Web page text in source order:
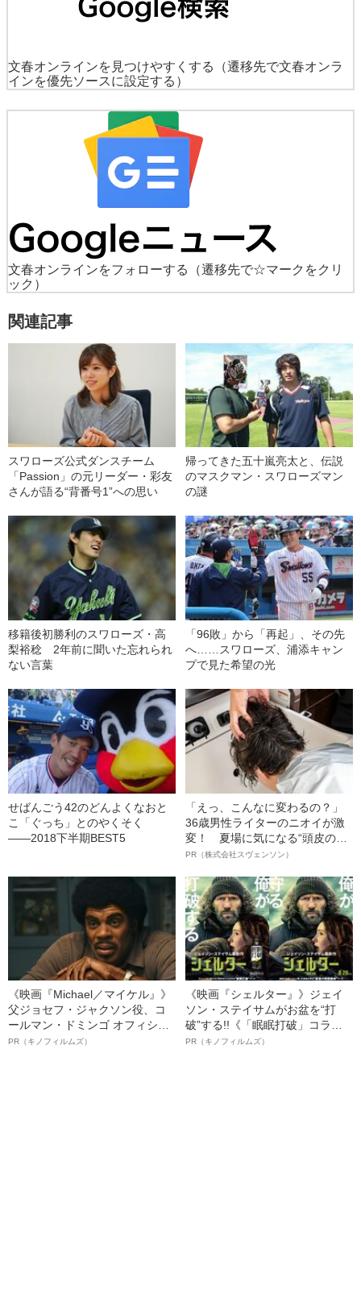
文春オンラインを見つけやすくする
（遷移先で文春オンラ
インを優先ソースに設定する）
文春オンラインをフォローする
（遷移先で☆マークをクリ
ック）
関連記事
スワローズ公式ダンスチーム
「Passion」の元リーダー・彩友
さんが語る“背番号1”への思い
帰ってきた五十嵐亮太と、伝説
のマスクマン・スワローズマン
の謎
移籍後初勝利のスワローズ・高
梨裕稔 2年前に聞いた忘れられ
ない言葉
「96敗」から「再起」、その先
へ……スワローズ、浦添キャン
プで見た希望の光
せばんごう42のどんよくなおと
こ「ぐっち」とのやくそく
――2018下半期BEST5
「えっ、こんなに変わるの？」
36歳男性ライターのニオイが激
変！ 夏場に気になる“頭皮のニ
オイ”や“ベタつき”を解消す
ト”が生み出した徹底ケアとは
PR（株式会社スヴェンソン）
《映画『Michael／マイケル』》
父ジョセフ・ジャクソン役、コ
ールマン・ドミンゴ オフィシャ
ルインタビュー“観客を魅了した
PR（キノフィルムズ）
《映画『シェルター』》ジェイ
ソン・ステイサムがお盆を“打
破”する!!《「眠眠打破」コラ
ボ》
PR（キノフィルムズ）